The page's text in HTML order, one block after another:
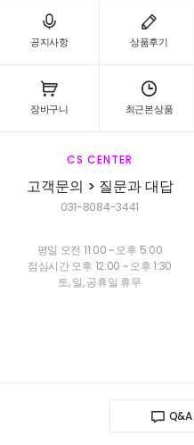
공지사항 상품후기
장바구니 최근본상품
CS CENTER
고객문의 > 질문과 대답
031-8084-3441
평일 오전 11:00 ~ 오후 5:00
점심시간 오후 12:00 ~ 오후 1:30
토, 일, 공휴일 휴무
Q&A